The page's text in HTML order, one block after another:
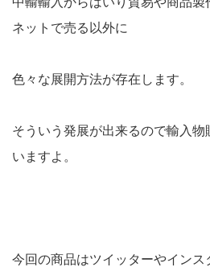
ネットで売る以外に
色々な展開方法が存在します。
そういう発展が出来るので輸入
いますよ。
今回の商品はツイッターやインス